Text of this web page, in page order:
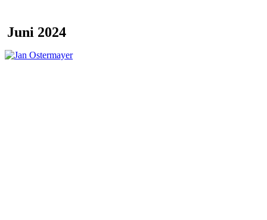
Juni 2024